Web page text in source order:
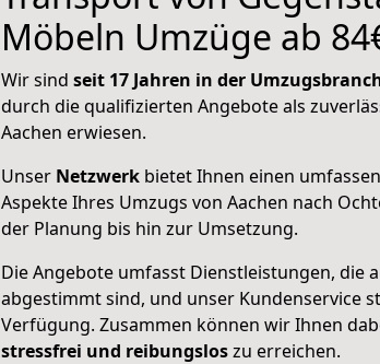
Möbeln Umzüge ab
Wir sind seit 17 Jahren in der
durch die qualifizierten Angebote als
Aachen erwiesen.
Unser Netzwerk bietet Ihnen einen
Aspekte Ihres Umzugs von Aachen nach
der Planung bis hin zur Umsetzung.
Die Angebote umfasst Dienstleistungen, die
abgestimmt sind, und unser Kundenservice
Verfügung. Zusammen können wir Ihnen
stressfrei und reibungsloszu erreichen.